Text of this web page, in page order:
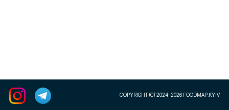
COPYRIGHT (C) 2024–2026 FOODMAP.KYIV